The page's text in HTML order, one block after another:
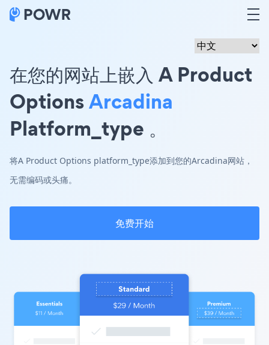
在您的网站上嵌入 A Product
OptionsArcadina
Platform_type 。
将A Product Options platform_type添加到您的Arcadina网站，
无需编码或头痛。
免费开始